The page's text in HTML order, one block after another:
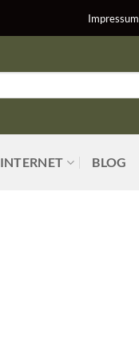
Impressum
INTERNET BLOG